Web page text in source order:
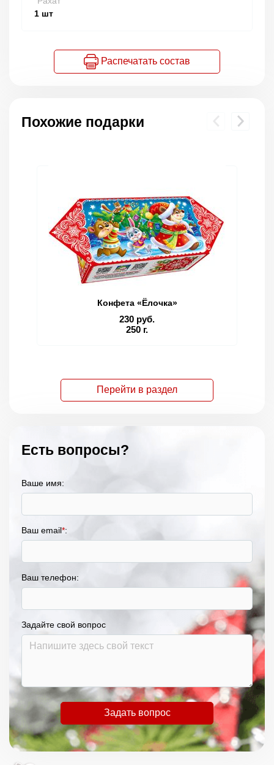
1 шт
Распечатать состав
Похожие подарки
Конфета «Ёлочка»
230 руб.
250 г.
Перейти в раздел
Есть вопросы?
Ваше имя:
Ваш email*:
Ваш телефон:
Задайте свой вопрос
Задать вопрос